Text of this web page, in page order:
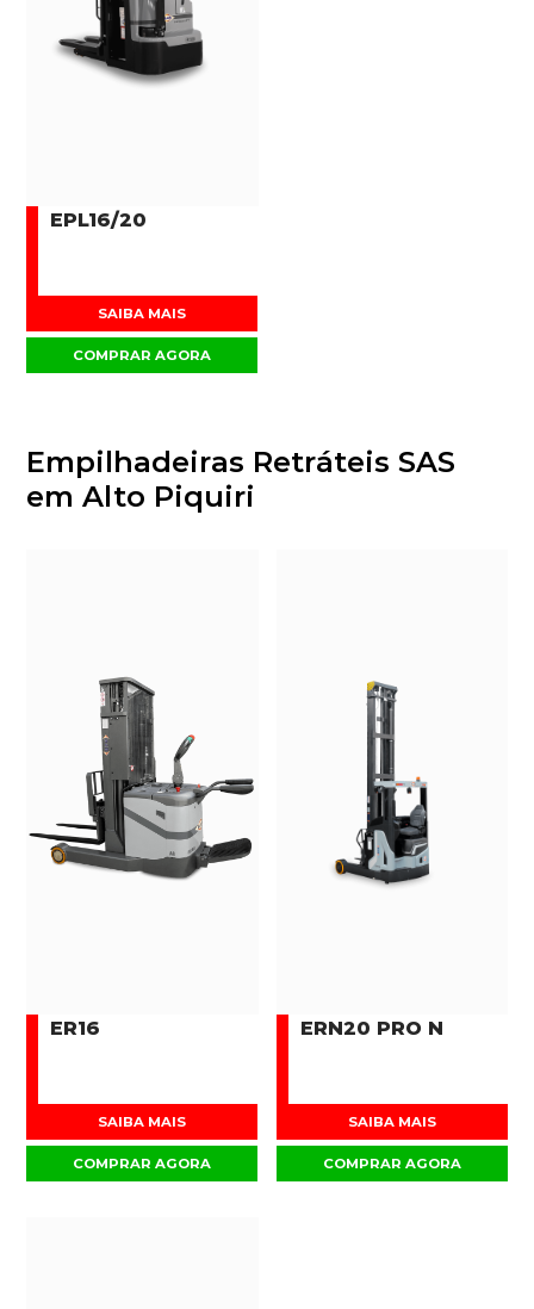
EPL16/20
SAIBA MAIS
COMPRAR AGORA
Empilhadeiras Retráteis SAS
em Alto Piquiri
ER16
SAIBA MAIS
COMPRAR AGORA
ERN20 PRO N
SAIBA MAIS
COMPRAR AGORA